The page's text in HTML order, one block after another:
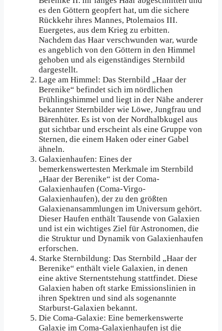
es den Göttern geopfert hat, um die sichere
Rückkehr ihres Mannes, Ptolemaios III.
Euergetes, aus dem Krieg zu erbitten.
Nachdem das Haar verschwunden war, wurde
es angeblich von den Göttern in den Himmel
gehoben und als eigenständiges Sternbild
dargestellt.
Lage am Himmel: Das Sternbild „Haar der
Berenike“ befindet sich im nördlichen
Frühlingshimmel und liegt in der Nähe anderer
bekannter Sternbilder wie Löwe, Jungfrau und
Bärenhüter. Es ist von der Nordhalbkugel aus
gut sichtbar und erscheint als eine Gruppe von
Sternen, die einem Haken oder einer Gabel
ähneln.
Galaxienhaufen: Eines der
bemerkenswertesten Merkmale im Sternbild
„Haar der Berenike“ ist der Coma-
Galaxienhaufen (Coma-Virgo-
Galaxienhaufen), der zu den größten
Galaxienansammlungen im Universum gehört.
Dieser Haufen enthält Tausende von Galaxien
und ist ein wichtiges Ziel für Astronomen, die
die Struktur und Dynamik von Galaxienhaufen
erforschen.
Starke Sternbildung: Das Sternbild „Haar der
Berenike“ enthält viele Galaxien, in denen
eine aktive Sternentstehung stattfindet. Diese
Galaxien haben oft starke Emissionslinien in
ihren Spektren und sind als sogenannte
Starburst-Galaxien bekannt.
Die Coma-Galaxie: Eine bemerkenswerte
Galaxie im Coma-Galaxienhaufen ist die